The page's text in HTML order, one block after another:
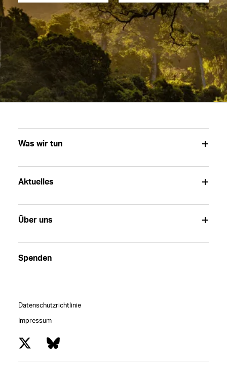
Was wir tun
Aktuelles
Über uns
Spenden
Datenschutzrichtlinie
Impressum